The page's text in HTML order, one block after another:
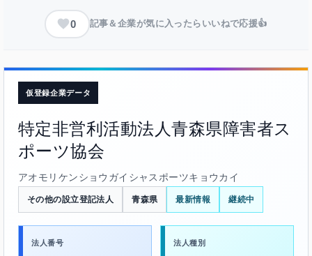
0 記事＆企業が気に入ったらいいねで応援👍
仮登録企業データ
特定非営利活動法人青森県障害者ス
ポーツ協会
アオモリケンショウガイシャスポーツキョウカイ
その他の設立登記法人 青森県 最新情報 継続中
法人番号 法人種別